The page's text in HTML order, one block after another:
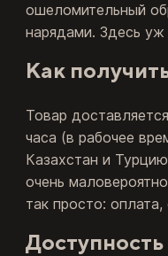
ошеломительный
нарядами. Здесь
Как
Товар
часа (в рабочее
Казахстан и
очень
так просто: